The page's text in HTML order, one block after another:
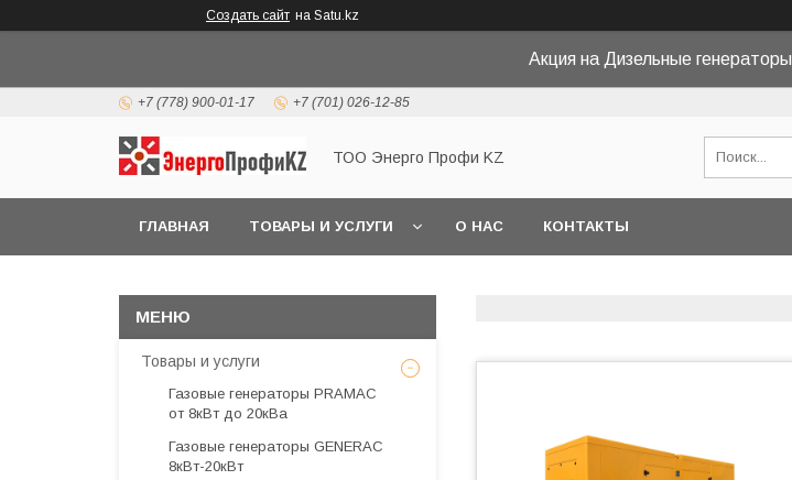
Создать сайт на Satu.kz
Акция на Дизельные генераторы
+7 (778) 900-01-17 +7 (701) 026-12-85
ТОО Энерго Профи KZ
ГЛАВНАЯ ТОВАРЫ И УСЛУГИ О НАС КОНТАКТЫ
Товары и услуги
Газовые генераторы PRAMAC
от 8кВт до 20кВа
Газовые генераторы GENERAC
8кВт-20кВт